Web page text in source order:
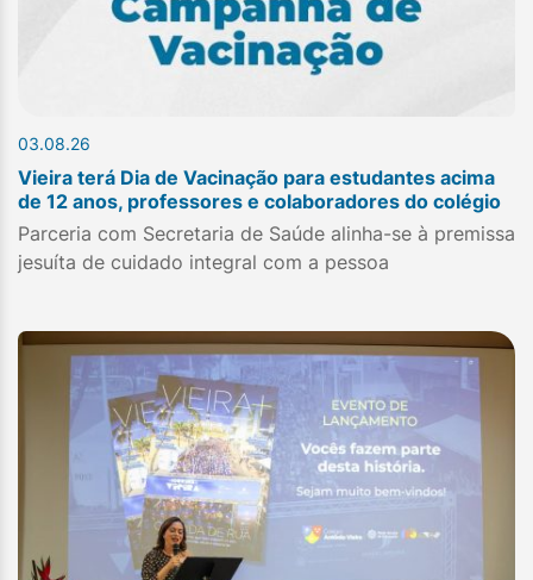
03.08.26
Vieira terá Dia de Vacinação para estudantes acima
de 12 anos, professores e colaboradores do colégio
Parceria com Secretaria de Saúde alinha-se à premissa
jesuíta de cuidado integral com a pessoa